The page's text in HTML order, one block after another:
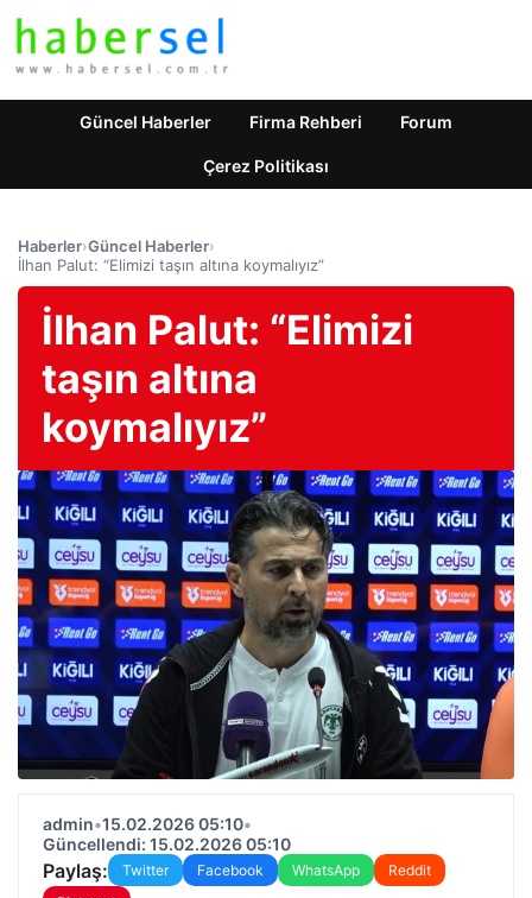
Güncel Haberler Firma Rehberi Forum
Çerez Politikası
Haberler›Güncel Haberler›
İlhan Palut: “Elimizi taşın altına koymalıyız”
İlhan Palut: “Elimizi
taşın altına
koymalıyız”
admin•15.02.2026 05:10•
Güncellendi: 15.02.2026 05:10
Paylaş: Twitter Facebook WhatsApp
Reddit